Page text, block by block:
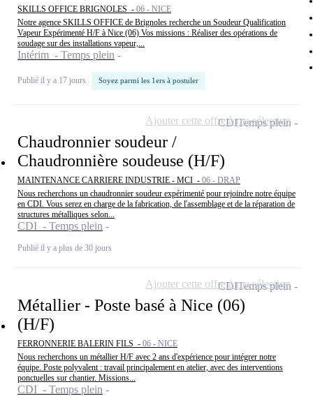
SKILLS OFFICE BRIGNOLES - 06 - NICE
Notre agence SKILLS OFFICE de Brignoles recherche un Soudeur Qualification
Vapeur Expérimenté H/F à Nice (06) Vos missions : Réaliser des opérations de
soudage sur des installations vapeur,...
Intérim - Temps plein
Publié il y a 17 jours Soyez parmi les 1ers à postuler
Chaudronnier soudeur /
Chaudronnière soudeuse (H/F)
MAINTENANCE CARRIERE INDUSTRIE - MCI - 06 - DRAP
Nous recherchons un chaudronnier soudeur expérimenté pour rejoindre notre équipe
en CDI. Vous serez en charge de la fabrication, de l'assemblage et de la réparation de
structures métalliques selon...
CDI - Temps plein
Publié il y a plus de 30 jours
CDITemps plein
Ajouter cette offre à ma sélection
Métallier - Poste basé à Nice (06)
(H/F)
FERRONNERIE BALERIN FILS - 06 - NICE
Nous recherchons un métallier H/F avec 2 ans d'expérience pour intégrer notre
équipe. Poste polyvalent : travail principalement en atelier, avec des interventions
ponctuelles sur chantier. Missions...
CDI - Temps plein
CDITemps plein
Ajouter cette offre à ma sélection